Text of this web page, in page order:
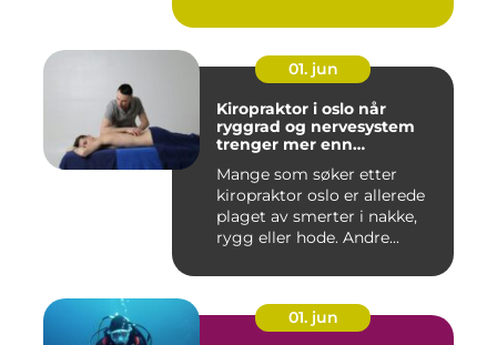
01. jun
Kiropraktor i oslo når
ryggrad og nervesystem
trenger mer enn
Mange som søker etter
kiropraktor oslo er allerede
plaget av smerter i nakke,
rygg eller hode. Andre...
01. jun